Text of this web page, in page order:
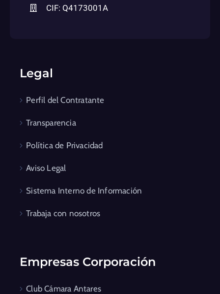
CIF: Q4173001A
Legal
Perfil del Contratante
Transparencia
Política de Privacidad
Aviso Legal
Sistema Interno de Información
Trabaja con nosotros
Empresas Corporación
Club Cámara Antares